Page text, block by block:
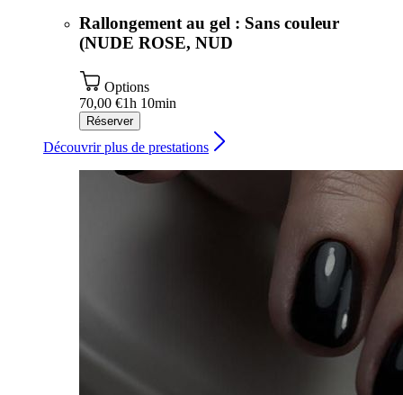
Rallongement au gel : Sans couleur
(NUDE ROSE, NUD
Options
70,00 €1h 10min
Réserver
Découvrir plus de prestations